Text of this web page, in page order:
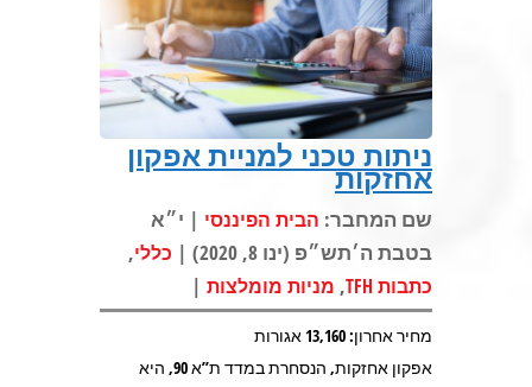
ניתות טכני למניית אפקון
אחזקות
שם המחבר: הבית הפיננסי | י״א
בטבת ה׳תש״פ (ינו 8, 2020) |
כללי,
כתבות TFH , מניות מומלצות |
מחיר אחרון: 13,160 אגורות
אפקון אחזקות, הנסחרת במדד ת”א 90, היא